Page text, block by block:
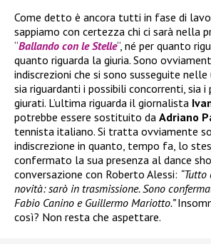
Come detto è ancora tutti in fase di
sappiamo con certezza chi ci sarà nella
“Ballando con le Stelle“, né per quanto
quanto riguarda la giuria. Sono
indiscrezioni che si sono susseguite
sia riguardanti i possibili concorrenti, sia i
giurati. L’ultima riguarda il giornalista
potrebbe essere sostituito da Adriano
tennista italiano. Si tratta ovviamente
indiscrezione in quanto, tempo fa, lo
confermato la sua presenza al dance
conversazione con Roberto Alessi:
novità: sarò in trasmissione. Sono
Fabio Canino e Guillermo Mariotto.”
così? Non resta che aspettare.